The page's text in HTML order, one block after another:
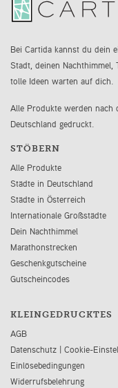
Bei Cartida kannst du dein
Stadt, deinen Nachthimmel,
tolle Ideen warten auf dich.
Alle Produkte werden nach
Deutschland gedruckt.
STÖBERN
Alle Produkte
Städte in Deutschland
Städte in Österreich
Internationale Großstädte
Dein Nachthimmel
Marathonstrecken
Geschenkgutscheine
Gutscheincodes
KLEINGEDRUCKTES
AGB
Datenschutz | Cookie-
Einlösebedingungen
Widerrufsbelehrung